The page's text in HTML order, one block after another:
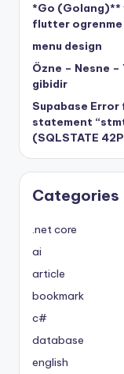
*Go (Golang)**
flutter ogrenme
menu design
Özne – Nesne
gibidir
Supabase Error
statement
(SQLSTATE
Categories
.net core
ai
article
bookmark
c#
database
english